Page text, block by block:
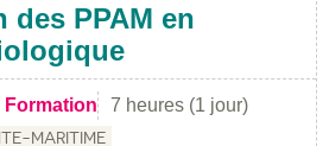
PPAM en
Formation 7 heures (1 jour)
MARITIME